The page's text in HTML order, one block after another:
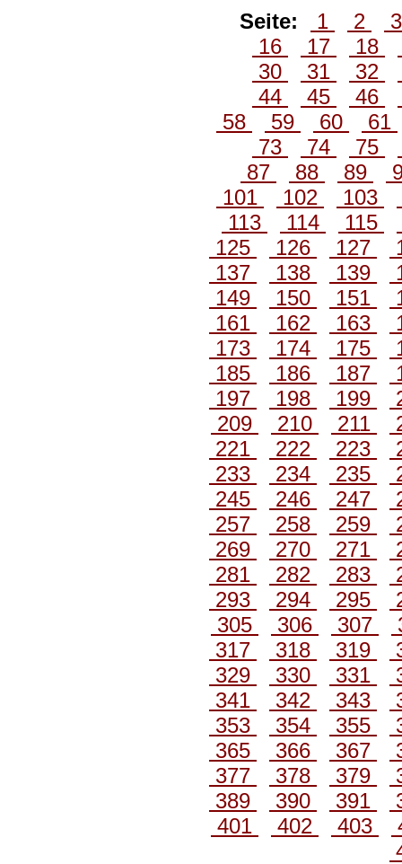
Seite: 1 2
16
17 18
30
31 32
44
45 46
58
59 60
61
73
74 75
87
88 89
101
102 103
113
114 115
125
126 127
137
138 139
149
150 151
161
162 163
173
174 175
185
186 187
197
198 199
209
210 211
221
222 223
233
234 235
245
246 247
257
258 259
269
270 271
281
282 283
293
294 295
305
306 307
317
318 319
329
330 331
341
342 343
353
354 355
365
366 367
377
378 379
389
390 391
401
402 403